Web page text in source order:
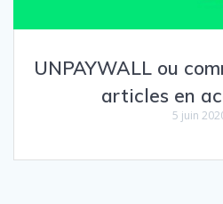
UNPAYWALL ou
articles en
5 juin